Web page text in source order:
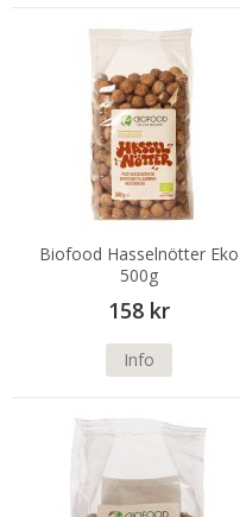
Biofood Hasselnötter Eko
500g
158 kr
Info